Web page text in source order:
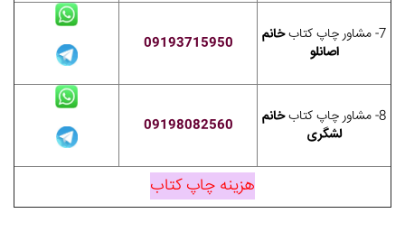
7- مشاور چاپ کتاب
خانم
اصانلو
09193715950
8- مشاور چاپ کتاب
خانم
لشگری
09198082560
هزینه چاپ کتاب